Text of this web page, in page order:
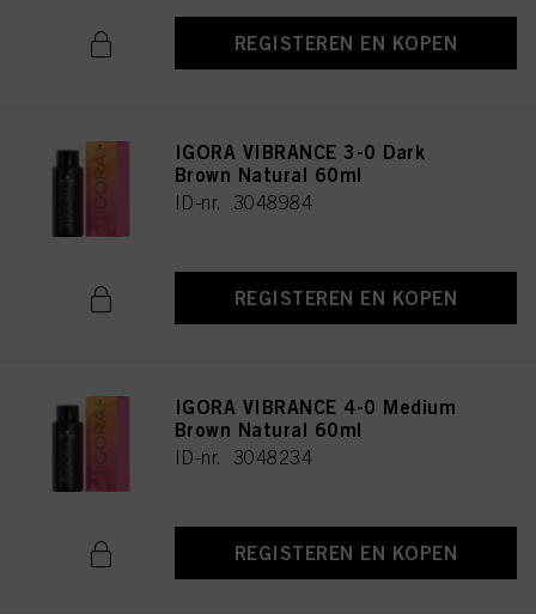
REGISTEREN EN KOPEN
IGORA VIBRANCE 3-0 Dark
Brown Natural 60ml
ID-nr. 3048984
REGISTEREN EN KOPEN
IGORA VIBRANCE 4-0 Medium
Brown Natural 60ml
ID-nr. 3048234
REGISTEREN EN KOPEN